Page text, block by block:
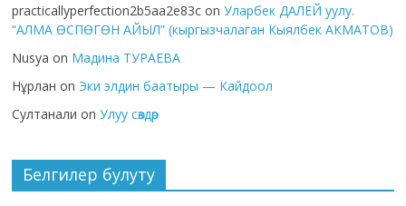
practicallyperfection2b5aa2e83c onУларбек ДАЛЕЙ уулу.
“АЛМА ӨСПӨГӨН АЙЫЛ” (кыргызчалаган Кыялбек АКМАТОВ)
Nusya on Мадина ТУРАЕВА
Нұрлан on Эки элдин баатыры — Кайдоол
Султанали onУлуу сөздөр
Белгилер булуту